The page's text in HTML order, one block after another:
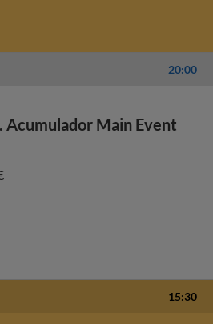
20:00
Acumulador Main Event
15:30